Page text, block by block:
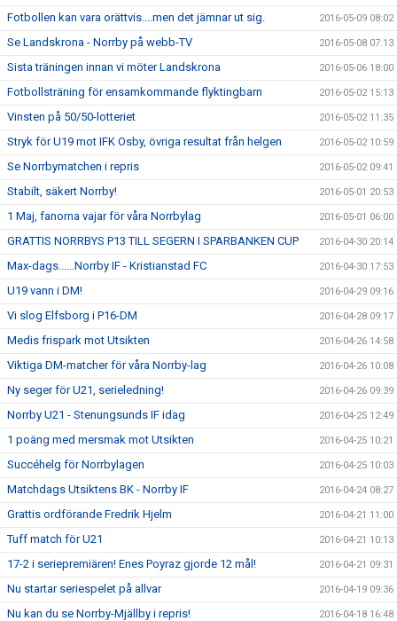
Fotbollen kan vara orättvis....men det jämnar ut sig. 2016-05-09 08:02
Se Landskrona - Norrby på webb-TV 2016-05-08 07:13
Sista träningen innan vi möter Landskrona 2016-05-06 18:00
Fotbollsträning för ensamkommande flyktingbarn 2016-05-02 15:13
Vinsten på 50/50-lotteriet 2016-05-02 11:35
Stryk för U19 mot IFK Osby, övriga resultat från helgen 2016-05-02 10:59
Se Norrbymatchen i repris 2016-05-02 09:41
Stabilt, säkert Norrby! 2016-05-01 20:53
1 Maj, fanorna vajar för våra Norrbylag 2016-05-01 06:00
GRATTIS NORRBYS P13 TILL SEGERN I SPARBANKEN CUP 2016-04-30 20:14
Max-dags......Norrby IF - Kristianstad FC 2016-04-30 17:53
U19 vann i DM! 2016-04-29 09:16
Vi slog Elfsborg i P16-DM 2016-04-28 09:17
Medis frispark mot Utsikten 2016-04-26 14:58
Viktiga DM-matcher för våra Norrby-lag 2016-04-26 10:08
Ny seger för U21, serieledning! 2016-04-26 09:39
Norrby U21 - Stenungsunds IF idag 2016-04-25 12:49
1 poäng med mersmak mot Utsikten 2016-04-25 10:21
Succéhelg för Norrbylagen 2016-04-25 10:03
Matchdags Utsiktens BK - Norrby IF 2016-04-24 08:27
Grattis ordförande Fredrik Hjelm 2016-04-21 11:00
Tuff match för U21 2016-04-21 10:13
17-2 i seriepremiären! Enes Poyraz gjorde 12 mål! 2016-04-21 09:31
Nu startar seriespelet på allvar 2016-04-19 09:36
Nu kan du se Norrby-Mjällby i repris! 2016-04-18 16:48